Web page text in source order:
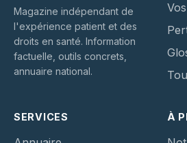
Magazine indépendant de
l'expérience patient et des
droits en santé. Information
factuelle, outils concrets,
annuaire national.
SERVICES À